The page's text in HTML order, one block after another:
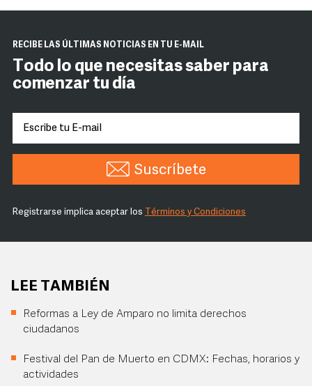
RECIBE LAS ÚLTIMAS NOTICIAS EN TU E-MAIL
Todo lo que necesitas saber para
comenzar tu día
Suscríbete
Registrarse implica aceptar los Términos y Condiciones
LEE TAMBIÉN
Reformas a Ley de Amparo no limita derechos
ciudadanos
Festival del Pan de Muerto en CDMX: Fechas, horarios y
actividades